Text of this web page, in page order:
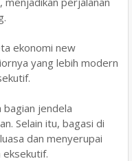
ekonomi new
yang lebih modern
bagian jendela
Selain itu, bagasi di
dan menyerupai
eksekutif.